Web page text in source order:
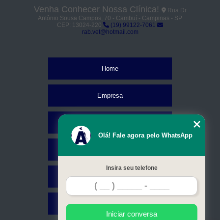
Venha Conhecer Nossa Clínica!
Rua Dr
Antônio Sousa Campos, 70 - Cambuí - Campinas - SP
CEP: 13024-220
(19) 99122-7061
rab.vet@hotmail.com
Home
Empresa
Contato
Mapa do site
Olá! Fale agora pelo WhatsApp
Insira seu telefone
Iniciar conversa